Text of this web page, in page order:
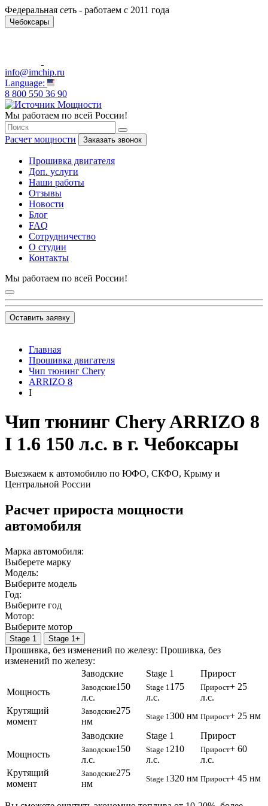
Федеральная сеть - работаем с 2011 года
Чебоксары
info@imchip.ru
Language:
8 800 550 36 90
Мы работаем по всей России!
Расчет мощности Заказать звонок
Прошивка двигателя
Доп. услуги
Наши работы
Отзывы
Новости
Блог
FAQ
Сотрудничество
О студии
Контакты
Мы работаем по всей России!
Оставить заявку
Главная
Прошивка двигателя
Чип тюнинг Chery
ARRIZO 8
I
Чип тюнинг Chery ARRIZO 8
I 1.6 150 л.с. в г. Чебоксары
Выезжаем к автомобилю по ЮФО, СКФО, Крыму и
Центральной России
Расчет прироста мощности
автомобиля
Марка автомобиля:
Выберете марку
Модель:
Выберите модель
Год:
Выберите год
Мотор:
Выберите мотор
Stage 1 Stage 1+
Прошивка, без изменений по железу: Прошивка, без
изменений по железу:
Заводские
Stage 1
Прирост
Мощность
Заводские150
л.с.
Stage 1 175
л.с.
Прирост+ 25
л.с.
Крутящий
момент
Заводские275
нм
Stage 1 300 нм Прирост+ 25 нм
Заводские
Stage 1
Прирост
Мощность
Заводские150
л.с.
Stage 1 210
л.с.
Прирост+ 60
л.с.
Крутящий
момент
Заводские275
нм
Stage 1 320 нм Прирост+ 45 нм